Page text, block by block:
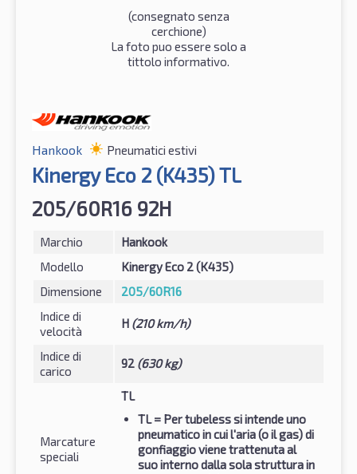
(consegnato senza
cerchione)
La foto puo essere solo a
tittolo informativo.
Hankook Pneumatici estivi
Kinergy Eco 2 (K435) TL
205/60R16 92H
Marchio
Hankook
Modello
Kinergy Eco 2 (K435)
Dimensione
205/60R16
Indice di
velocità
H (210 km/h)
Indice di
carico
92 (630 kg)
Marcature
speciali
TL
TL = Per tubeless si intende uno
pneumatico in cui l'aria (o il gas) di
gonfiaggio viene trattenuta al
suo interno dalla sola struttura in